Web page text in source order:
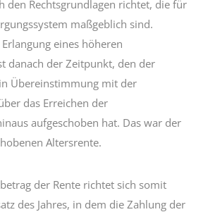
den Rechtsgrundlagen richtet, die für
maßgeblich sind.
eines höheren
danach der Zeitpunkt, den der
Übereinstimmung mit der
das Erreichen der
aufgeschoben hat. Das war der
Altersrente.
der Rente richtet sich somit
des Jahres, in dem die Zahlung der